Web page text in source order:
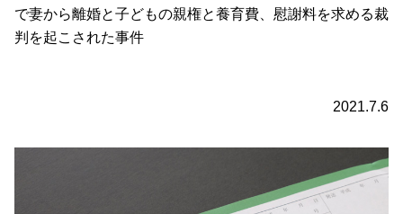
で妻から離婚と子どもの親権と養育費、慰謝料を求める裁
判を起こされた事件
2021.7.6